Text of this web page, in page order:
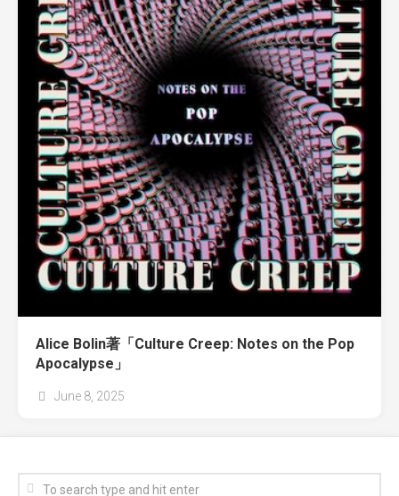
Alice Bolin著「Culture Creep: Notes on the Pop
Apocalypse」
June 8, 2025